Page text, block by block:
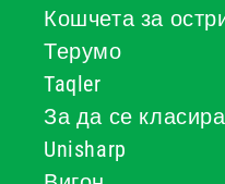
Кошчета за
Терумо
Taqler
За да се класира
Unisharp